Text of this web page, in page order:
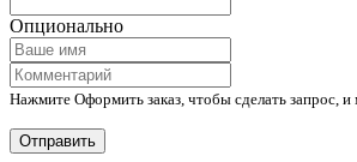
Опционально
Нажмите Оформить заказ, чтобы сделать запрос,
Отправить